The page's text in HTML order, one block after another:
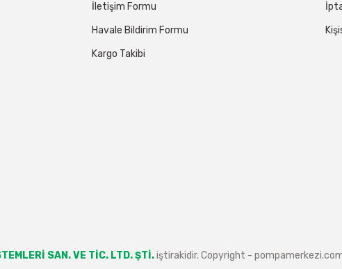
İletişim Formu
Havale Bildirim Formu
Kargo Takibi
SAN. VE TİC. LTD. ŞTİ.iştirakidir. Copyright - pompamerkezi.com